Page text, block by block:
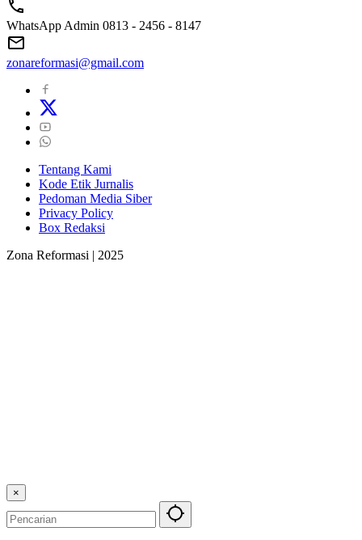
WhatsApp Admin 0813 - 2456 - 8147
zonareformasi@gmail.com
Tentang Kami
Kode Etik Jurnalis
Pedoman Media Siber
Privacy Policy
Box Redaksi
Zona Reformasi | 2025
×